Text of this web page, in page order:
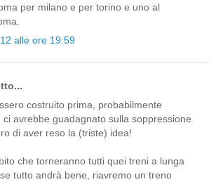
per milano e per torino e uno al
alle ore 19:59
costruito prima, probabilmente
ci avrebbe guadagnato sulla soppressione
di aver reso la (triste) idea!
che torneranno tutti quei treni a lunga
tutto andrà bene, riavremo un treno